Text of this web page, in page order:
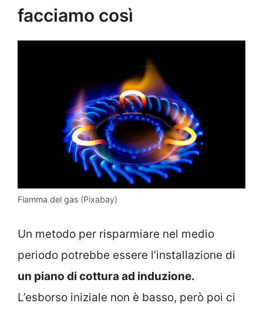
facciamo così
Fiamma del gas (Pixabay)
Un metodo per risparmiare nel medio
periodo potrebbe essere l’installazione di
un piano di cottura ad induzione.
L’esborso iniziale non è basso, però poi ci